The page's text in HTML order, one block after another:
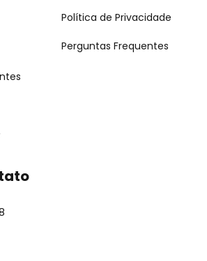
Política de Privacidade
Perguntas Frequentes